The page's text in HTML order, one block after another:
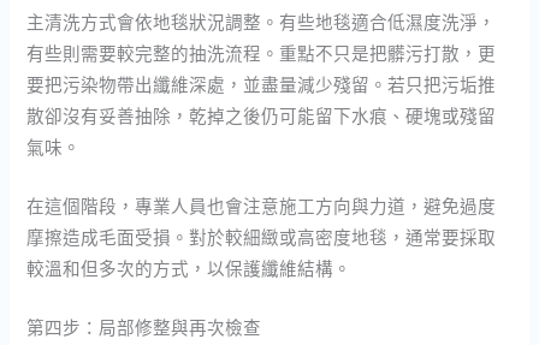
主清洗方式會依地毯狀況調整。有些地毯適合低濕度洗淨，
有些則需要較完整的抽洗流程。重點不只是把髒污打散，更
要把污染物帶出纖維深處，並盡量減少殘留。若只把污垢推
散卻沒有妥善抽除，乾掉之後仍可能留下水痕、硬塊或殘留
氣味。
在這個階段，專業人員也會注意施工方向與力道，避免過度
摩擦造成毛面受損。對於較細緻或高密度地毯，通常要採取
較溫和但多次的方式，以保護纖維結構。
第四步：局部修整與再次檢查